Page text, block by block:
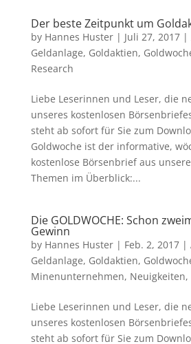
Der beste Zeitpunkt um
by Hannes Huster| Juli 27, 2017|
Geldanlage, Goldaktien,
Research
Liebe Leserinnen und Leser, die
unseres kostenlosen Börsenbriefes
steht ab sofort für Sie zum
Goldwoche ist der informative,
kostenlose Börsenbrief aus
Themen im Überblick:...
Die GOLDWOCHE: Schon
Gewinn
by Hannes Huster| Feb. 2, 2017|
Geldanlage, Goldaktien,
Minenunternehmen, Neuigkeiten,
Liebe Leserinnen und Leser, die
unseres kostenlosen Börsenbriefes
steht ab sofort für Sie zum